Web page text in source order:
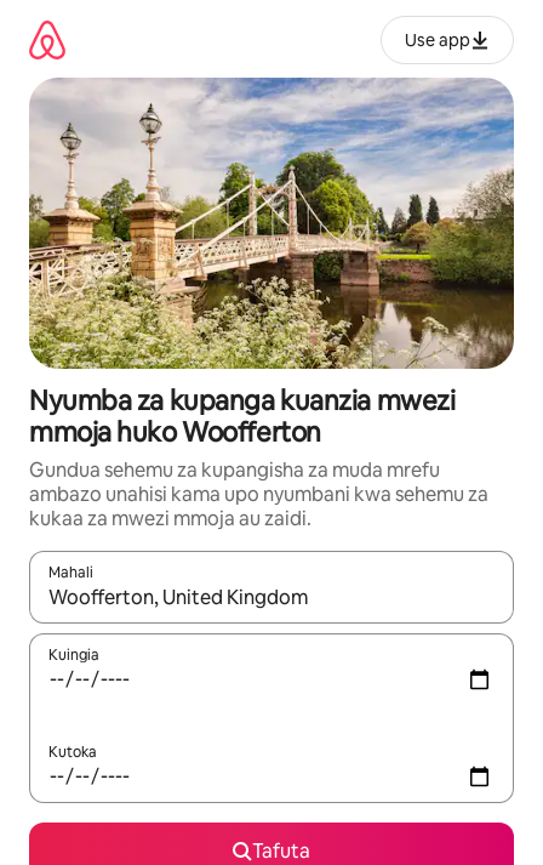
kwenda
kwenye
maudhui
Use app
Nyumba za kupanga kuanzia mwezi
mmoja huko Woofferton
Gundua sehemu za kupangisha za muda mrefu
ambazo unahisi kama upo nyumbani kwa sehemu za
kukaa za mwezi mmoja au zaidi.
Mahali
Wakati matokeo yanapatikana, vinjari kwa kutumia vitufe vya
Kuingia
Kutoka
Tafuta